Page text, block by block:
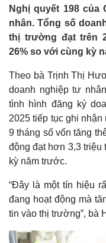
Nghị quyết 198
nhân. Tổng số
thị trường đạt trên
26% so với cùng kỳ
Theo bà Trịnh Thị
doanh nghiệp tư
tình hình đăng ký
2025 tiếp tục ghi
9 tháng số vốn tăng
động đạt hơn 3,3 triệu
kỳ năm trước.
“Đây là một tín hiệu
đang hoạt động mà
tin vào thị trường”, bà